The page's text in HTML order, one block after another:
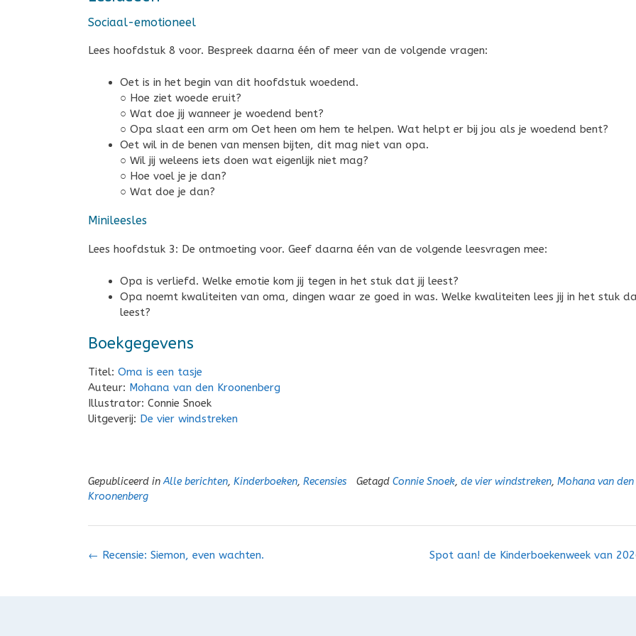
Sociaal-emotioneel
Lees hoofdstuk 8 voor. Bespreek daarna één of meer van de volgende vragen:
Oet is in het begin van dit hoofdstuk woedend.
○ Hoe ziet woede eruit?
○ Wat doe jij wanneer je woedend bent?
○ Opa slaat een arm om Oet heen om hem te helpen. Wat helpt er bij jou als je woedend bent?
Oet wil in de benen van mensen bijten, dit mag niet van opa.
○ Wil jij weleens iets doen wat eigenlijk niet mag?
○ Hoe voel je je dan?
○ Wat doe je dan?
Minileesles
Lees hoofdstuk 3: De ontmoeting voor. Geef daarna één van de volgende leesvragen mee:
Opa is verliefd. Welke emotie kom jij tegen in het stuk dat jij leest?
Opa noemt kwaliteiten van oma, dingen waar ze goed in was. Welke kwaliteiten lees jij in het stuk
leest?
Boekgegevens
Titel: Oma is een tasje
Auteur: Mohana van den Kroonenberg
Illustrator: Connie Snoek
Uitgeverij: De vier windstreken
Gepubliceerd inAlle berichten, Kinderboeken, Recensies Getagd Connie Snoek, de vier windstreken, Mohana van den
Kroonenberg
Bericht
Spot aan! de Kinderboekenweek van
← Recensie: Siemon, even wachten.